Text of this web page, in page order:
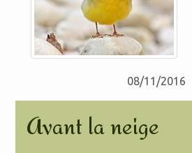
08/11/2016
Avant la neige